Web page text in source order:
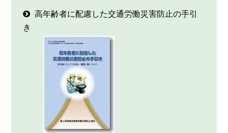
高年齢者に配慮した交通労働災害防止の手引
き